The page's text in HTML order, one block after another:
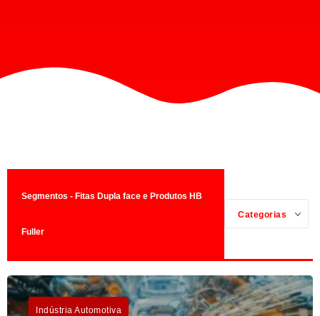
Segmentos - Fitas Dupla face e Produtos HB
Fuller
Categorias
Indústria Automotiva